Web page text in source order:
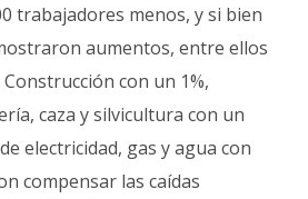
trabajadores menos, y si bien
aumentos, entre ellos
Construcción con un 1%,
caza y silvicultura con un
electricidad, gas y agua con
compensar las caídas